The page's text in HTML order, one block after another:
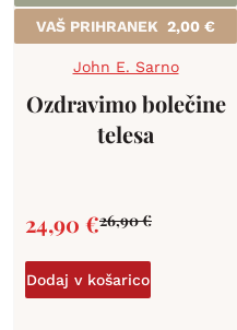
VAŠ PRIHRANEK 2,00 €
John E. Sarno
Ozdravimo bolečine
telesa
26,90€
24,90 €
Dodaj v košarico